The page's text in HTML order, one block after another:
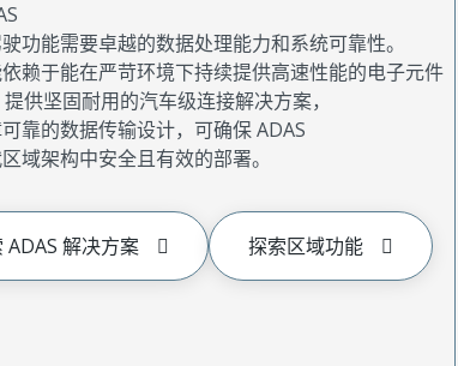
功能需要卓越的数据处理能力和系统可靠性。
赖于能在严苛环境下持续提供高速性能的电子元件
供坚固耐用的汽车级连接解决方案，
靠的数据传输设计，可确保 ADAS
域架构中安全且有效的部署。
ADAS 解决方案 探索区域功能